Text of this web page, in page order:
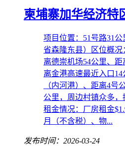
柬埔寨加华经济特
项目位置：51号路31
省森隆东县）区位概
离德崇机场54公里、
离金港高速最近入口
（内河港）、距离4号
公里，周边村镇众多，
租金情况：厂房租金
月（不含税）、物...
发布时间：2026-03-24